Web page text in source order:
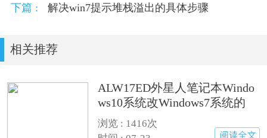
下篇 :
解决win7提示堆栈溢出的具体步骤
相关推荐
ALW17ED外星人笔记本Windo
ws10系统改Windows7系统的
浏览 : 1416次